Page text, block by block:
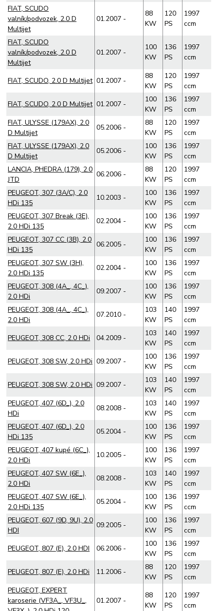
FIAT, SCUDO
valník/podvozek, 2.0 D
Multijet
01.2007 -
88
KW
120
PS
1997
ccm
FIAT, SCUDO
valník/podvozek, 2.0 D
Multijet
01.2007 -
100
KW
136
PS
1997
ccm
FIAT, SCUDO, 2.0 D Multijet 01.2007 -
88
KW
120
PS
1997
ccm
FIAT, SCUDO, 2.0 D Multijet 01.2007 -
100
KW
136
PS
1997
ccm
FIAT, ULYSSE (179AX), 2.0
D Multijet
05.2006 -
88
KW
120
PS
1997
ccm
FIAT, ULYSSE (179AX), 2.0
D Multijet
05.2006 -
100
KW
136
PS
1997
ccm
LANCIA, PHEDRA (179), 2.0
JTD
06.2006 -
88
KW
120
PS
1997
ccm
PEUGEOT, 307 (3A/C), 2.0
HDi 135
10.2003 -
100
KW
136
PS
1997
ccm
PEUGEOT, 307 Break (3E),
2.0 HDi 135
02.2004 -
100
KW
136
PS
1997
ccm
PEUGEOT, 307 CC (3B), 2.0
HDi 135
06.2005 -
100
KW
136
PS
1997
ccm
PEUGEOT, 307 SW (3H),
2.0 HDi 135
02.2004 -
100
KW
136
PS
1997
ccm
PEUGEOT, 308 (4A_, 4C_),
2.0 HDi
09.2007 -
100
KW
136
PS
1997
ccm
PEUGEOT, 308 (4A_, 4C_),
2.0 HDi
07.2010 -
103
KW
140
PS
1997
ccm
PEUGEOT, 308 CC, 2.0 HDi
04.2009 -
103
KW
140
PS
1997
ccm
PEUGEOT, 308 SW, 2.0 HDi 09.2007 -
100
KW
136
PS
1997
ccm
PEUGEOT, 308 SW, 2.0 HDi 09.2007 -
103
KW
140
PS
1997
ccm
PEUGEOT, 407 (6D_), 2.0
HDi
08.2008 -
103
KW
140
PS
1997
ccm
PEUGEOT, 407 (6D_), 2.0
HDi 135
05.2004 -
100
KW
136
PS
1997
ccm
PEUGEOT, 407 kupé (6C_),
2.0 HDi
10.2005 -
100
KW
136
PS
1997
ccm
PEUGEOT, 407 SW (6E_),
2.0 HDi
08.2008 -
103
KW
140
PS
1997
ccm
PEUGEOT, 407 SW (6E_),
2.0 HDi 135
05.2004 -
100
KW
136
PS
1997
ccm
PEUGEOT, 607 (9D, 9U), 2.0
HDI
09.2005 -
100
KW
136
PS
1997
ccm
PEUGEOT, 807 (E), 2.0 HDI
06.2006 -
100
KW
136
PS
1997
ccm
PEUGEOT, 807 (E), 2.0 HDi
11.2006 -
88
KW
120
PS
1997
ccm
PEUGEOT, EXPERT
karoserie (VF3A_, VF3U_,
01.2007 -
88
KW
120
PS
1997
ccm